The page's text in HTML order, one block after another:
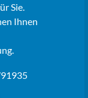
Sie.
Ihnen